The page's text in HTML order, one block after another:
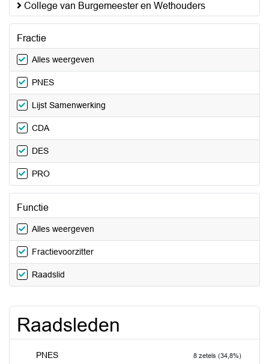
College van Burgemeester en Wethouders
Fractie
Alles weergeven
PNES
Lijst Samenwerking
CDA
DES
PRO
Functie
Alles weergeven
Fractievoorzitter
Raadslid
Raadsleden
PNES 8 zetels (34,8%)